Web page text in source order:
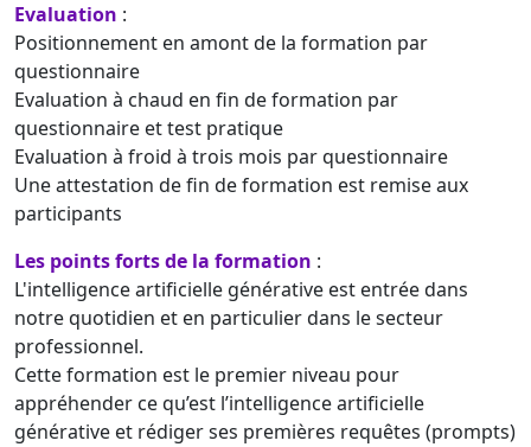
Evaluation :
Positionnement en amont de la formation par
questionnaire
Evaluation à chaud en fin de formation par
questionnaire et test pratique
Evaluation à froid à trois mois par questionnaire
Une attestation de fin de formation est remise aux
participants
Les points forts de la formation :
L'intelligence artificielle générative est entrée dans
notre quotidien et en particulier dans le secteur
professionnel.
Cette formation est le premier niveau pour
appréhender ce qu’est l’intelligence artificielle
générative et rédiger ses premières requêtes (prompts)